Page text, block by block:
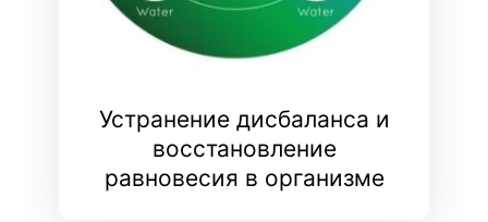
Устранение дисбаланса и
восстановление
равновесия в организме